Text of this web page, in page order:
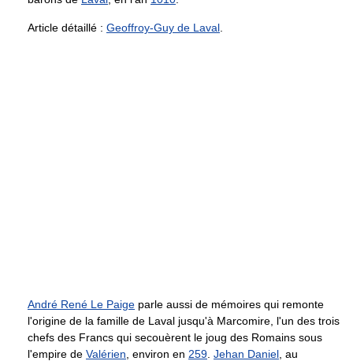
Article détaillé : Geoffroy-Guy de Laval
André René Le Paige parle aussi de mémoires qui remonte
l'origine de la famille de Laval jusqu'à Marcomire, l'un des trois
chefs des Francs qui secouèrent le joug des Romains sous
l'empire de Valérien , environ en 259 Jehan Daniel , au